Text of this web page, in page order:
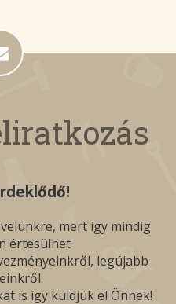
mert így mindig
értesülhet
legújabb
is így küldjük el Önnek!